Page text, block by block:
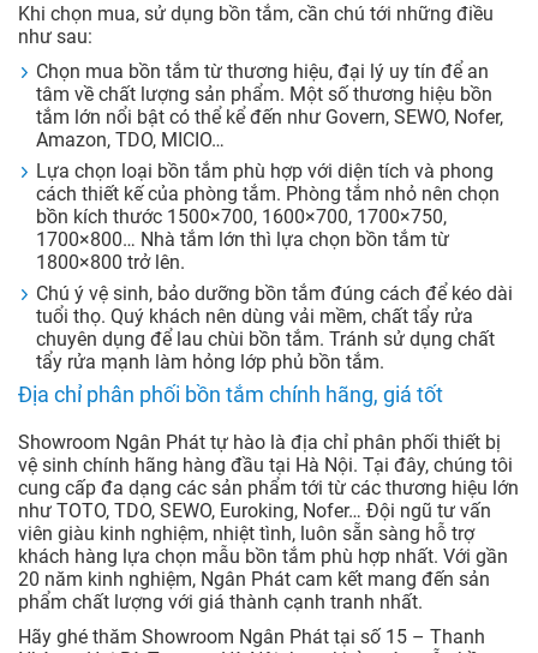
Khi chọn mua, sử dụng bồn tắm, cần chú tới những điều
như sau:
Chọn mua bồn tắm từ thương hiệu, đại lý uy tín để an
tâm về chất lượng sản phẩm. Một số thương hiệu bồn
tắm lớn nổi bật có thể kể đến như Govern, SEWO, Nofer,
Amazon, TDO, MICIO…
Lựa chọn loại bồn tắm phù hợp với diện tích và phong
cách thiết kế của phòng tắm. Phòng tắm nhỏ nên chọn
bồn kích thước 1500×700, 1600×700, 1700×750,
1700×800… Nhà tắm lớn thì lựa chọn bồn tắm từ
1800×800 trở lên.
Chú ý vệ sinh, bảo dưỡng bồn tắm đúng cách để kéo dài
tuổi thọ. Quý khách nên dùng vải mềm, chất tẩy rửa
chuyên dụng để lau chùi bồn tắm. Tránh sử dụng chất
tẩy rửa mạnh làm hỏng lớp phủ bồn tắm.
Địa chỉ phân phối bồn tắm chính hãng, giá tốt
Showroom Ngân Phát tự hào là địa chỉ phân phối thiết bị
vệ sinh chính hãng hàng đầu tại Hà Nội. Tại đây, chúng tôi
cung cấp đa dạng các sản phẩm tới từ các thương hiệu lớn
như TOTO, TDO, SEWO, Euroking, Nofer… Đội ngũ tư vấn
viên giàu kinh nghiệm, nhiệt tình, luôn sẵn sàng hỗ trợ
khách hàng lựa chọn mẫu bồn tắm phù hợp nhất. Với gần
20 năm kinh nghiệm, Ngân Phát cam kết mang đến sản
phẩm chất lượng với giá thành cạnh tranh nhất.
Hãy ghé thăm Showroom Ngân Phát tại số 15 – Thanh